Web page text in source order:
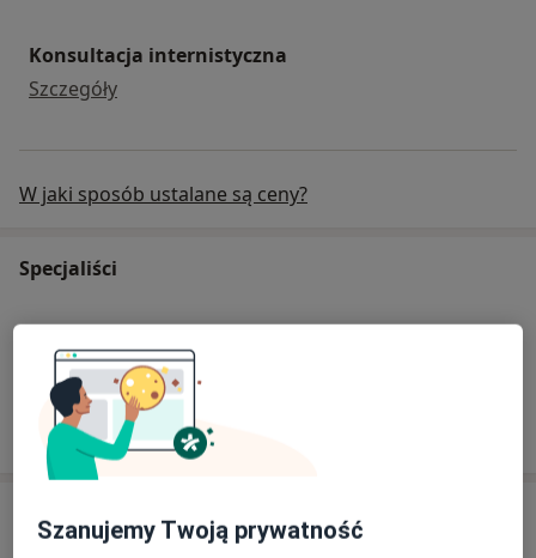
Konsultacja internistyczna
Szczegółykonsultacja internistyczna
W jaki sposób ustalane są ceny?
Specjaliści
Ewa Machnicka-Smolińska
Lekarz rodzinny
Adresy (5)
Szanujemy Twoją prywatność